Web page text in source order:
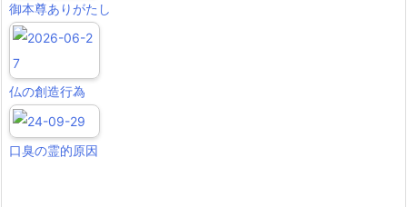
御本尊ありがたし
仏の創造行為
口臭の霊的原因